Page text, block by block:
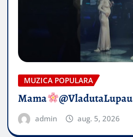
MUZICA POPULARA
Mama @VladutaLupau
admin aug. 5, 2026